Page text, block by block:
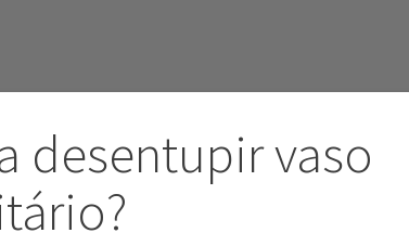
desentupir vaso